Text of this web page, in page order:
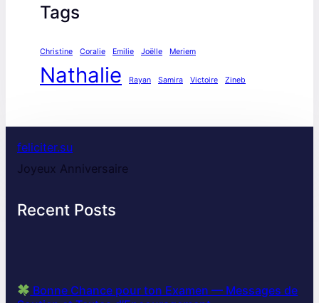
Tags
Christine Coralie Emilie Joëlle Meriem
Nathalie Rayan Samira Victoire Zineb
feliciter.su
Joyeux Anniversaire
Recent Posts
Bonne Chance pour ton Examen — Messages de